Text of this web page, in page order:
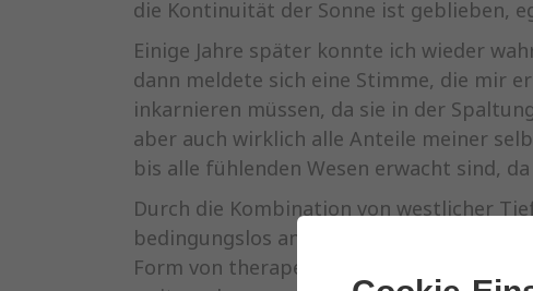
die Kontinuität der Sonne ist geblieben,
Einige Jahre später konnte ich wieder
dann meldete sich eine Stimme, die mir
inkarnieren müssen, da sie in der
aber auch wirklich alle Anteile meiner
bis alle fühlenden Wesen erwacht sind,
Durch die Kombination von westlicher
bedingungslos anzuerkennen und mich
Form von therapeutischen Seminaren,